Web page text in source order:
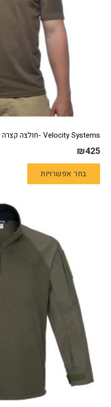
Velocity Systems -חולצה קצרה BOSS Rugby
₪425
בחר אפשרויות
סוגים.
ניתן
לבחור